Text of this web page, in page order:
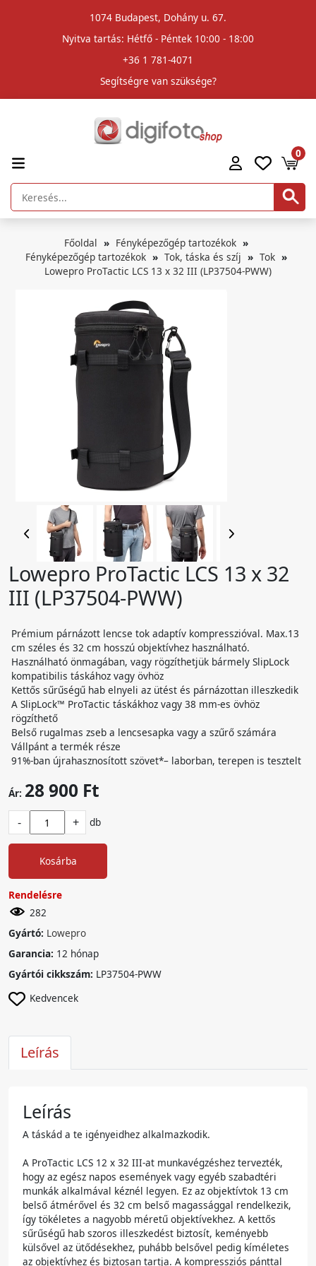
1074 Budapest, Dohány u. 67.
Nyitva tartás: Hétfő - Péntek 10:00 - 18:00
+36 1 781-4071
Segítségre van szüksége?
0
Főoldal
Fényképezőgép tartozékok
Fényképezőgép tartozékok
Tok, táska és szíj
Tok
Lowepro ProTactic LCS 13 x 32 III (LP37504-PWW)
Lowepro ProTactic LCS 13 x 32
III (LP37504-PWW)
Prémium párnázott lencse tok adaptív kompresszióval. Max.13
cm széles és 32 cm hosszú objektívhez használható.
Használható önmagában, vagy rögzíthetjük bármely SlipLock
kompatibilis táskához vagy övhöz
Kettős sűrűségű hab elnyeli az ütést és párnázottan illeszkedik
A SlipLock™ ProTactic táskákhoz vagy 38 mm-es övhöz
rögzíthető
Belső rugalmas zseb a lencsesapka vagy a szűrő számára
Vállpánt a termék része
91%-ban újrahasznosított szövet*– laborban, terepen is tesztelt
Ár: 28 900 Ft
- + db
Kosárba
Rendelésre
282
Gyártó: Lowepro
Garancia: 12 hónap
Gyártói cikkszám: LP37504-PWW
Kedvencek
Leírás
Leírás
A táskád a te igényeidhez alkalmazkodik.
A ProTactic LCS 12 x 32 III-at munkavégzéshez tervezték,
hogy az egész napos események vagy egyéb szabadtéri
munkák alkalmával kéznél legyen. Ez az objektívtok 13 cm
belső átmérővel és 32 cm belső magassággal rendelkezik,
így tökéletes a nagyobb méretű objektívekhez. A kettős
sűrűségű hab szoros illeszkedést biztosít, keményebb
külsővel az ütődésekhez, puhább belsővel pedig kíméletes
az objektívhez és biztosan tartja. A kompressziós pánttal